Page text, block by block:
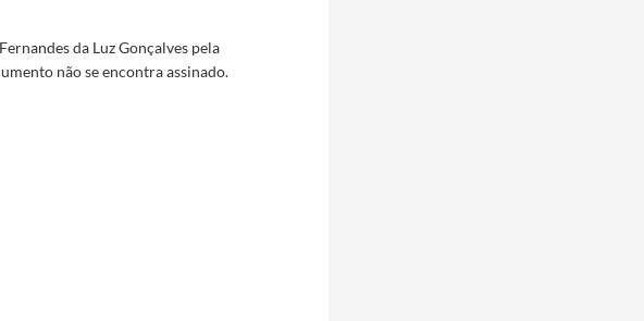
da Luz Gonçalves pela
não se encontra assinado.